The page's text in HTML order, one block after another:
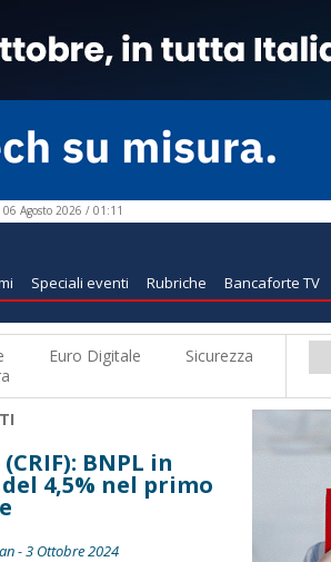
06 Agosto 2026 / 01:11
Speciali eventi Rubriche Bancaforte TV
Euro Digitale
Sicurezza
BNPL in
4,5% nel primo
- 3 Ottobre 2024